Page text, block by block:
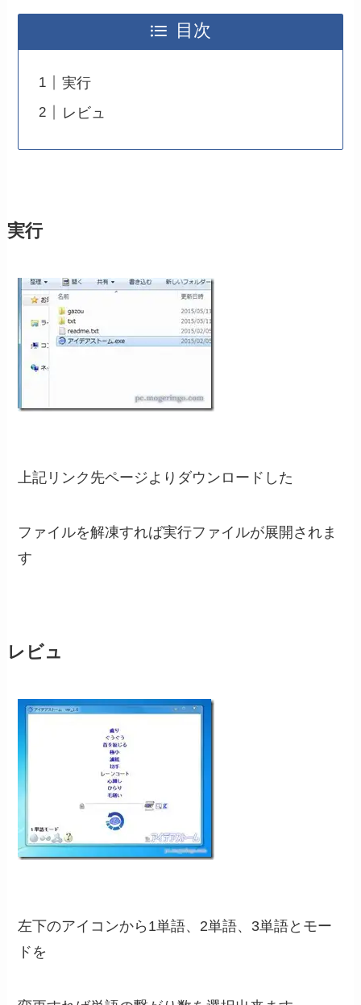
目次
実行
レビュ
実行
上記リンク先ページよりダウンロードした
ファイルを解凍すれば実行ファイルが展開されま
す
レビュ
左下のアイコンから1単語、2単語、3単語とモー
ドを